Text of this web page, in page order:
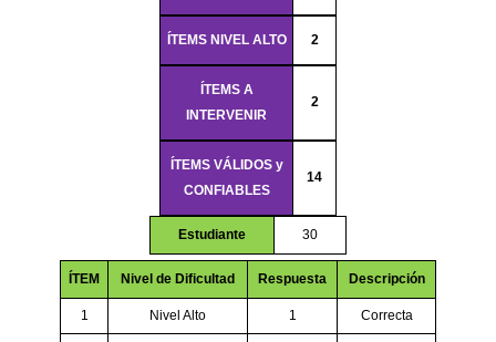
ÍTEMS NIVEL ALTO 2
ÍTEMS A
INTERVENIR
2
ÍTEMS VÁLIDOS y
CONFIABLES
14
Estudiante 30
ÍTEM Nivel de Dificultad Respuesta Descripción
1 Nivel Alto 1 Correcta